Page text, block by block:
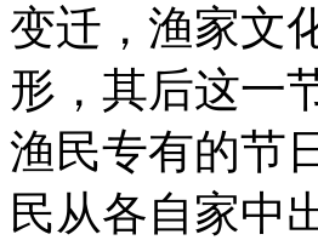
变迁，渔家文
形，其后这一
渔民专有的节
民从各自家中